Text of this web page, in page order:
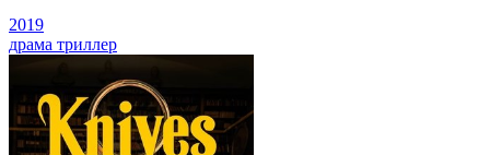
2019
драма триллер